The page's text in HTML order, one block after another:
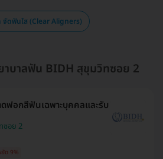
จัดฟันใส (Clear Aligners)
าบาลฟัน BIDH สุขุมวิทซอย 2
ฟอกสีฟันเฉพาะบุคคลและรับ
ซอย 2
ยัด 9%